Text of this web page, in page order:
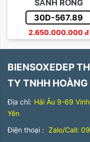
SẢNH RỒNG
30D-567.89
2.650.000.000 đ
BIENSOXEDEP
TY TNHH
Địa chỉ: Hải Âu 9-69
Yên
Điện thoại : Zalo/Call: